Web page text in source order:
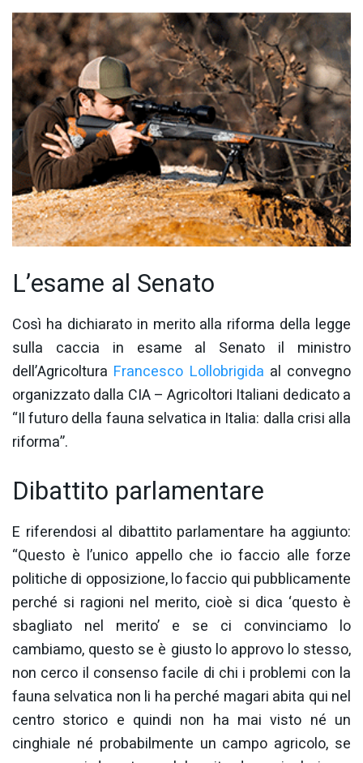
L’esame al Senato
Così ha dichiarato in merito alla riforma della legge
sulla caccia in esame al Senato il ministro
dell’Agricoltura Francesco Lollobrigida al convegno
organizzato dalla CIA – Agricoltori Italiani dedicato a
“Il futuro della fauna selvatica in Italia: dalla crisi alla
riforma”.
Dibattito parlamentare
E riferendosi al dibattito parlamentare ha aggiunto:
“Questo è l’unico appello che io faccio alle forze
politiche di opposizione, lo faccio qui pubblicamente
perché si ragioni nel merito, cioè si dica ‘questo è
sbagliato nel merito’ e se ci convinciamo lo
cambiamo, questo se è giusto lo approvo lo stesso,
non cerco il consenso facile di chi i problemi con la
fauna selvatica non li ha perché magari abita qui nel
centro storico e quindi non ha mai visto né un
cinghiale né probabilmente un campo agricolo, se